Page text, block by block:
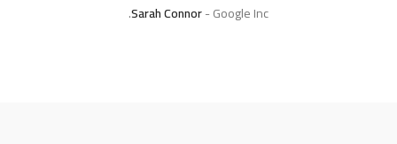
Sarah Connor Google Inc.